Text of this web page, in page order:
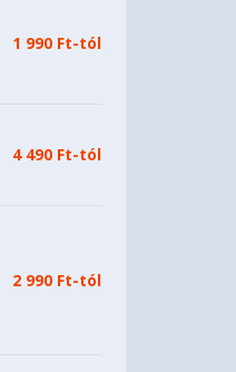
1 990 Ft-tól
4 490 Ft-tól
2 990 Ft-tól